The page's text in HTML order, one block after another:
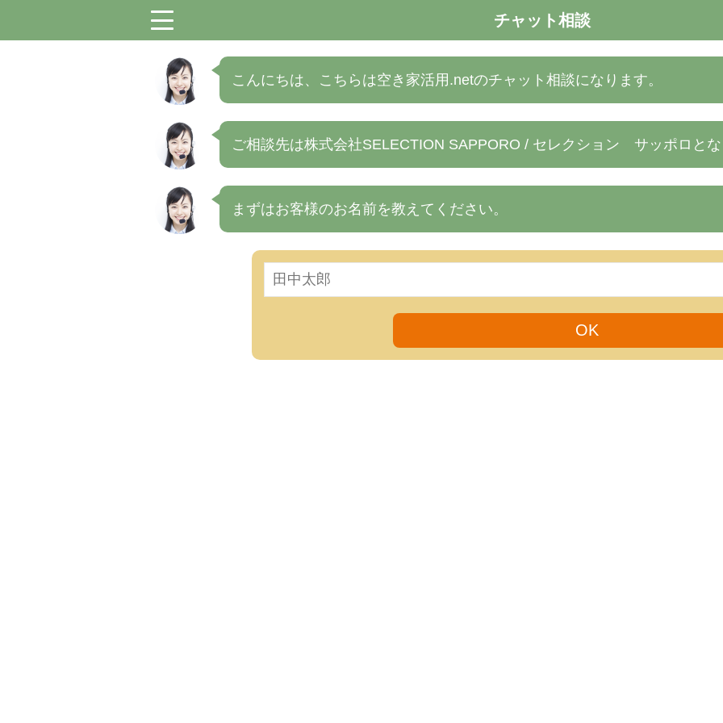
チャット相談
こんにちは、こちらは空き家活用.netのチャット相談になります。
ご相談先は株式会社SELECTION SAPPORO / セレクション サッポロとな
まずはお客様のお名前を教えてください。
OK